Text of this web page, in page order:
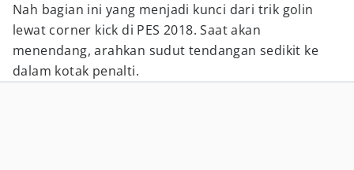
Nah bagian ini yang menjadi kunci dari trik golin
lewat corner kick di PES 2018. Saat akan
menendang, arahkan sudut tendangan sedikit ke
dalam kotak penalti.